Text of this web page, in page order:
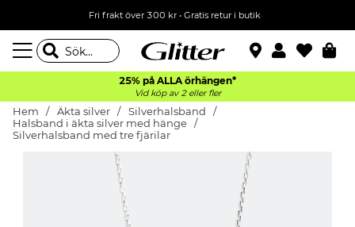
Fri frakt över 300 kr• Gratis retur i butik
25% på ALLA örhängen*
Vid köp av 2 eller fler
Hem Äkta silver
Silverhalsband
Halsband i äkta silver med hänge
Silverhalsband med tre fjärilar